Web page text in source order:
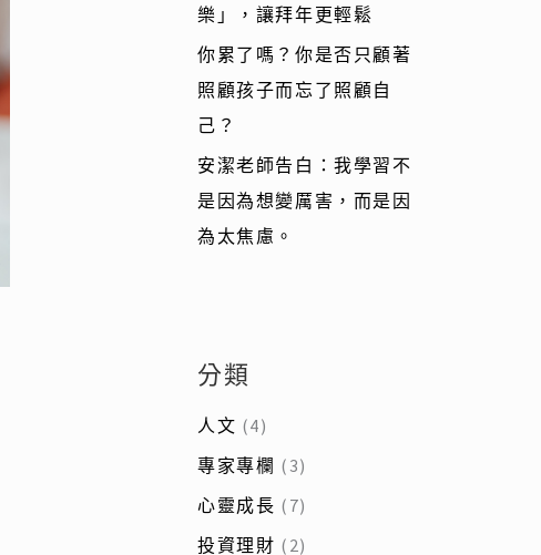
樂」，讓拜年更輕鬆
你累了嗎？你是否只顧著
照顧孩子而忘了照顧自
己？
安潔老師告白：我學習不
是因為想變厲害，而是因
為太焦慮。
分類
人文 (4)
專家專欄 (3)
心靈成長 (7)
投資理財 (2)